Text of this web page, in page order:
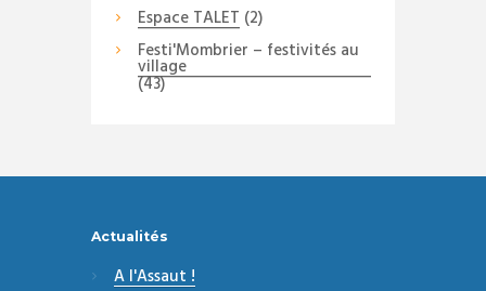
Espace TALET (2)
Festi'Mombrier – festivités au
village
(43)
Actualités
A l'Assaut !